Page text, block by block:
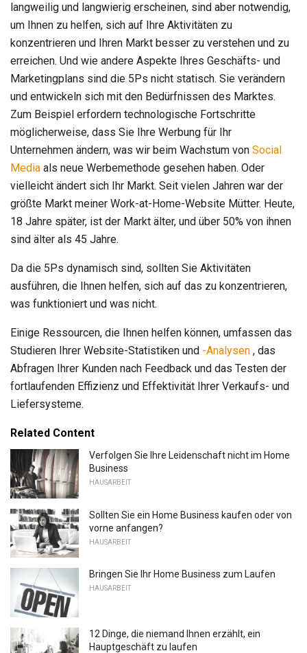
langweilig und langwierig erscheinen, sind aber notwendig,
um Ihnen zu helfen, sich auf Ihre Aktivitäten zu
konzentrieren und Ihren Markt besser zu verstehen und zu
erreichen. Und wie andere Aspekte Ihres Geschäfts- und
Marketingplans sind die 5Ps nicht statisch. Sie verändern
und entwickeln sich mit den Bedürfnissen des Marktes.
Zum Beispiel erfordern technologische Fortschritte
möglicherweise, dass Sie Ihre Werbung für Ihr
Unternehmen ändern, was wir beim Wachstum von Social
Media als neue Werbemethode gesehen haben. Oder
vielleicht ändert sich Ihr Markt. Seit vielen Jahren war der
größte Markt meiner Work-at-Home-Website Mütter. Heute,
18 Jahre später, ist der Markt älter, und über 50% von ihnen
sind älter als 45 Jahre.
Da die 5Ps dynamisch sind, sollten Sie Aktivitäten
ausführen, die Ihnen helfen, sich auf das zu konzentrieren,
was funktioniert und was nicht.
Einige Ressourcen, die Ihnen helfen können, umfassen das
Studieren Ihrer Website-Statistiken und -Analysen , das
Abfragen Ihrer Kunden nach Feedback und das Testen der
fortlaufenden Effizienz und Effektivität Ihrer Verkaufs- und
Liefersysteme.
Related Content
Verfolgen Sie Ihre Leidenschaft nicht im Home
Business
HAUSARBEIT
Sollten Sie ein Home Business kaufen oder von
vorne anfangen?
HAUSARBEIT
Bringen Sie Ihr Home Business zum Laufen
HAUSARBEIT
12 Dinge, die niemand Ihnen erzählt, ein
Hauptgeschäft zu laufen